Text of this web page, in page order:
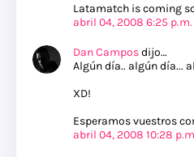
Latamatch is coming
abril 04, 2008 6:25 p.m.
Dan Camposdijo…
Algún día.. algún día...
XD!
Esperamos vuestros
abril 04, 2008 10:28